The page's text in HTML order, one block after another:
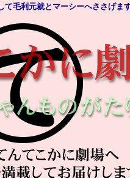
て毛利元就とマーシーへささげま